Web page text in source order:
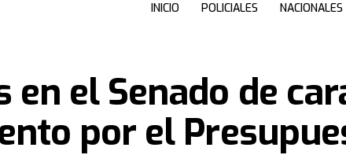
INICIO POLICIALES NACIONALES
en el Senado de
por el